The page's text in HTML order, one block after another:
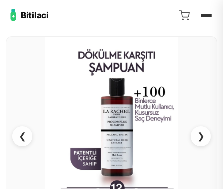
Bitilaci
❮ ❯